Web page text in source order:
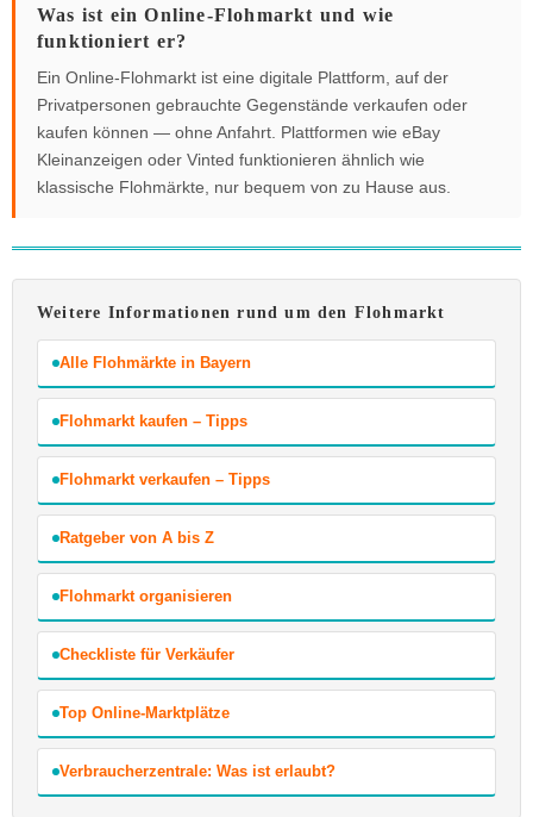
Was ist ein Online-Flohmarkt und wie
funktioniert er?
Ein Online-Flohmarkt ist eine digitale Plattform, auf der
Privatpersonen gebrauchte Gegenstände verkaufen oder
kaufen können — ohne Anfahrt. Plattformen wie eBay
Kleinanzeigen oder Vinted funktionieren ähnlich wie
klassische Flohmärkte, nur bequem von zu Hause aus.
Weitere Informationen rund um den Flohmarkt
Alle Flohmärkte in Bayern
Flohmarkt kaufen – Tipps
Flohmarkt verkaufen – Tipps
Ratgeber von A bis Z
Flohmarkt organisieren
Checkliste für Verkäufer
Top Online-Marktplätze
Verbraucherzentrale: Was ist erlaubt?